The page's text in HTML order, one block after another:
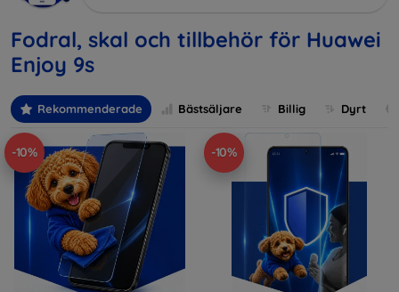
Fodral, skal och tillbehör för Huawei
Enjoy 9s
Rekommenderade Bästsäljare Billig Dyrt
-10% -10%